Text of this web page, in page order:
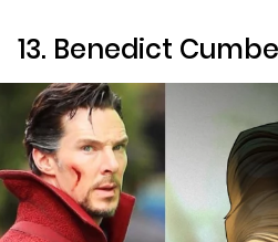
13. Benedict